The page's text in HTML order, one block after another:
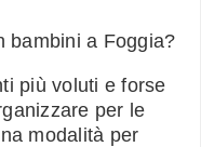
bambini a Foggia?
più voluti e forse
per le
modalità per